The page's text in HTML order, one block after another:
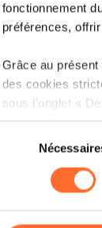
fonctionnement
préférences,
Grâce au
des cookies
sous l’onglet «
Il est précisé
cas de refus de